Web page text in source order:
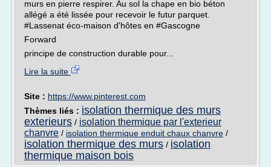
murs en pierre respirer. Au sol la chape en bio béton
allégé a été lissée pour recevoir le futur parquet.
#Lassenat éco-maison d'hôtes en #Gascogne
Forward
principe de construction durable pour...
Lire la suite
Site : https://www.pinterest.com
Thèmes liés : isolation thermique des murs
exterieurs / isolation thermique par l'exterieur
chanvre / isolation thermique enduit chaux chanvre /
isolation thermique des murs / isolation
thermique maison bois